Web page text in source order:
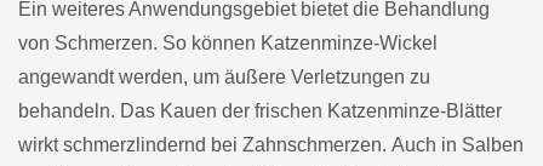
Ein weiteres Anwendungsgebiet bietet die Behandlung
von Schmerzen. So können Katzenminze-Wickel
angewandt werden, um äußere Verletzungen zu
behandeln. Das Kauen der frischen Katzenminze-Blätter
wirkt schmerzlindernd bei Zahnschmerzen. Auch in Salben